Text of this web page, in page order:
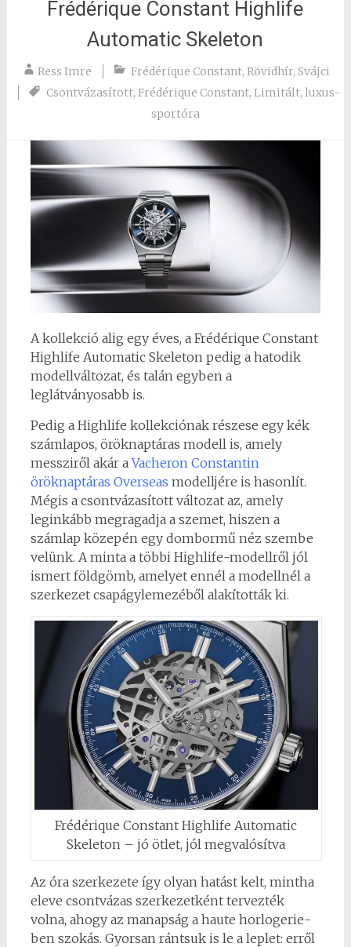
Frédérique Constant Highlife
Automatic Skeleton
Ress Imre Frédérique Constant,Rövidhír,Svájci
Csontvázasított,Frédérique Constant,Limitált,luxus-
sportóra
A kollekció alig egy éves, a Frédérique Constant
Highlife Automatic Skeleton pedig a hatodik
modellváltozat, és talán egyben a
leglátványosabb is.
Pedig a Highlife kollekciónak részese egy kék
számlapos, öröknaptáras modell is, amely
messziről akár aVacheron Constantin
öröknaptáras Overseas modelljére is hasonlít.
Mégis a csontvázasított változat az, amely
leginkább megragadja a szemet, hiszen a
számlap közepén egy dombormű néz szembe
velünk. A minta a többi Highlife-modellről jól
ismert földgömb, amelyet ennél a modellnél a
szerkezet csapágylemezéből alakították ki.
Frédérique Constant Highlife Automatic
Skeleton – jó ötlet, jól megvalósítva
Az óra szerkezete így olyan hatást kelt, mintha
eleve csontvázas szerkezetként tervezték
volna, ahogy az manapság a haute horlogerie-
ben szokás. Gyorsan rántsuk is le a leplet: erről